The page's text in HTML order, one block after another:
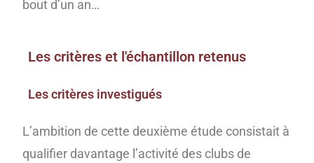
bout d’un an…
Les critères et l'échantillon retenus
Les critères investigués
L’ambition de cette deuxième étude consistait à
qualifier davantage l’activité des clubs de